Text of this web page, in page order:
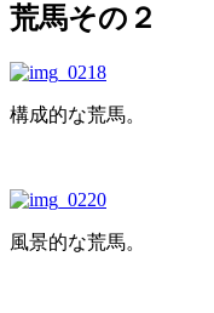
荒馬その２
構成的な荒馬。
風景的な荒馬。